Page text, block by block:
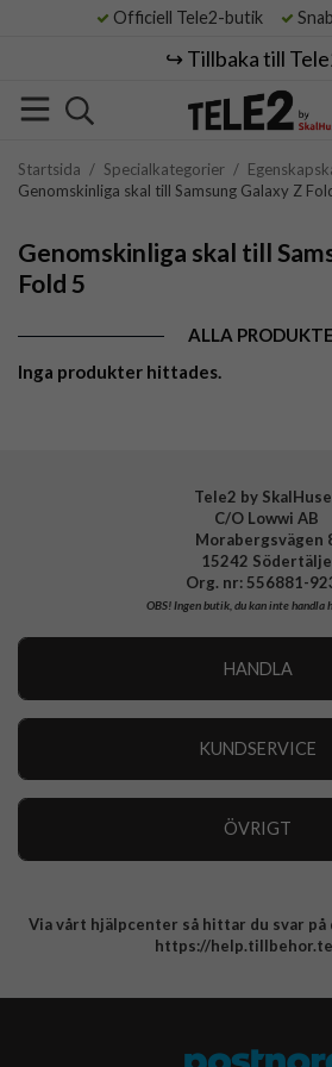
Officiell Tele2-butik
↪️ Tillbaka till
Startsida / Specialkategorier /
Genomskinliga skal till Samsung Galaxy Z
Genomskinliga skal till
Fold 5
ALLA
Inga produkter hittades.
Tele2 by
C/O Lowwi AB
Morabergsvägen
15242 Södertälje
Org. nr: 556881-
OBS!Ingen butik, du kan inte handla
HANDLA
KUNDSERVICE
ÖVRIGT
Integritetspolicy
Via vårt hjälpcenter så hittar du svar
https://